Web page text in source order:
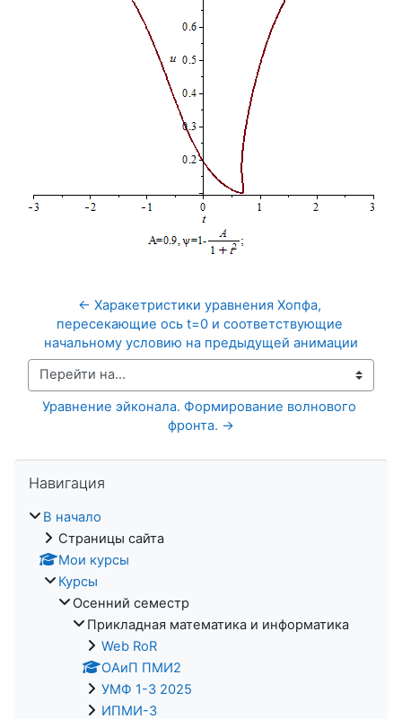
← Харакетристики уравнения Хопфа,
пересекающие ось t=0 и соответствующие
начальному условию на предыдущей анимации
Перейти на...
Уравнение эйконала. Формирование волнового
фронта. →
Навигация
В начало
Страницы сайта
Мои курсы
Курсы
Осенний семестр
Прикладная математика и информатика
Web RoR
ОАиП ПМИ2
УМФ 1-3 2025
ИПМИ-3